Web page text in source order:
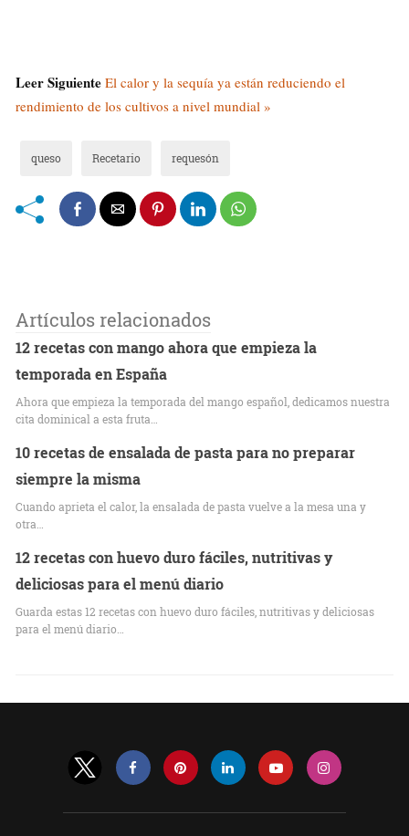
Leer Siguiente El calor y la sequía ya están reduciendo el
rendimiento de los cultivos a nivel mundial »
queso Recetario requesón
Artículos relacionados
12 recetas con mango ahora que empieza la
temporada en España
Ahora que empieza la temporada del mango español, dedicamos nuestra
cita dominical a esta fruta…
10 recetas de ensalada de pasta para no preparar
siempre la misma
Cuando aprieta el calor, la ensalada de pasta vuelve a la mesa una y
otra…
12 recetas con huevo duro fáciles, nutritivas y
deliciosas para el menú diario
Guarda estas 12 recetas con huevo duro fáciles, nutritivas y deliciosas
para el menú diario…